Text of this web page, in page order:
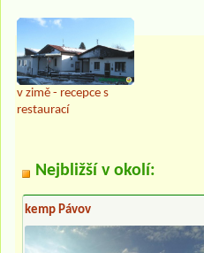
v zimě - recepce s
restaurací
Nejbližší v okolí:
kemp Pávov